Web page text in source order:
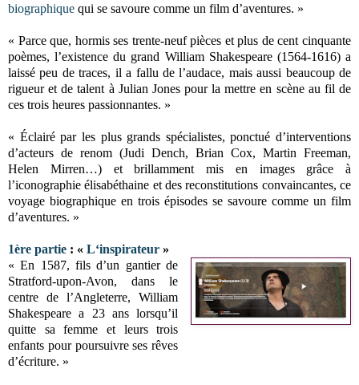
biographique qui se savoure comme un film d’aventures. »
« Parce que, hormis ses trente-neuf pièces et plus de cent cinquante
poèmes, l’existence du grand William Shakespeare (1564-1616) a
laissé peu de traces, il a fallu de l’audace, mais aussi beaucoup de
rigueur et de talent à Julian Jones pour la mettre en scène au fil de
ces trois heures passionnantes. »
« Éclairé par les plus grands spécialistes, ponctué d’interventions
d’acteurs de renom (Judi Dench, Brian Cox, Martin Freeman,
Helen Mirren…) et brillamment mis en images grâce à
l’iconographie élisabéthaine et des reconstitutions convaincantes, ce
voyage biographique en trois épisodes se savoure comme un film
d’aventures. »
1ère partie : « L‘inspirateur »
« En 1587, fils d’un gantier de
Stratford-upon-Avon, dans le
centre de l’Angleterre, William
Shakespeare a 23 ans lorsqu’il
quitte sa femme et leurs trois
enfants pour poursuivre ses rêves
d’écriture. »